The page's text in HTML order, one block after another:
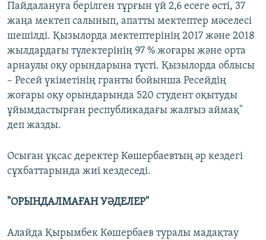
Пайдалануға берілген тұрғын үй 2,6 есеге өсті, 37
жаңа мектеп салынып, апатты мектептер мәселесі
шешілді. Қызылорда мектептерінің 2017 және 2018
жылдардағы түлектерінің 97 % жоғары және орта
арнаулы оқу орындарына түсті. Қызылорда облысы
– Ресей үкіметінің гранты бойынша Ресейдің
жоғары оқу орындарында 520 студент оқытуды
ұйымдастырған республикадағы жалғыз аймақ"
деп жазды.
Осыған ұқсас деректер Көшербаевтың әр кездегі
сұхбаттарында жиі кездеседі.
"ОРЫНДАЛМАҒАН УӘДЕЛЕР"
Алайда Қырымбек Көшербаев туралы мадақтау